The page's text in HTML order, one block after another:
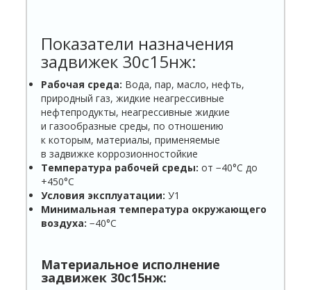
Показатели назначения
задвижек 30с15нж:
Рабочая среда: Вода, пар, масло, нефть,
природный газ, жидкие неагрессивные
нефтепродукты, неагрессивные жидкие
и газообразные среды, по отношению
к которым, материалы, применяемые
в задвижке коррозионностойкие
Температура рабочей среды: от −40°С до
+450°С
Условия эксплуатации: У1
Минимальная температура окружающего
воздуха: −40°С
Материальное исполнение
задвижек 30с15нж: